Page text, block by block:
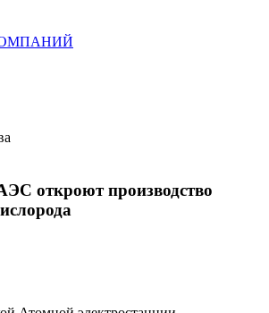
откроют производство